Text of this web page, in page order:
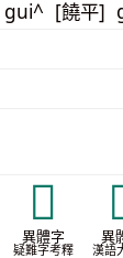
gui^ [饒平
𩱻
異體字
疑難字考釋
異
漢語